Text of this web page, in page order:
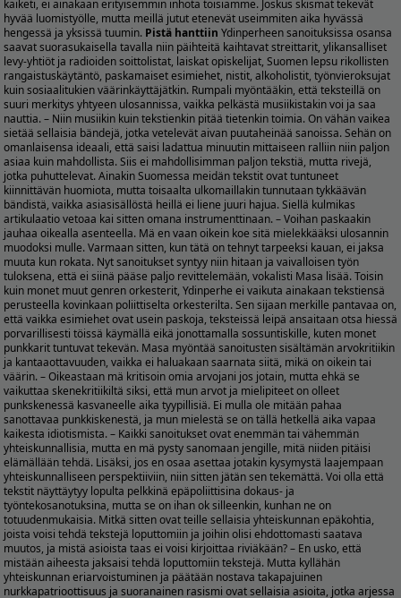
kaiketi, ei ainakaan erityisemmin inhota toisiamme. Joskus skismat tekevät
hyvää luomistyölle, mutta meillä jutut etenevät useimmiten aika hyvässä
hengessä ja yksissä tuumin. Pistä hanttiin Ydinperheen sanoituksissa osansa
saavat suorasukaisella tavalla niin päihteitä kaihtavat streittarit, ylikansalliset
levy-yhtiöt ja radioiden soittolistat, laiskat opiskelijat, Suomen lepsu rikollisten
rangaistuskäytäntö, paskamaiset esimiehet, nistit, alkoholistit, työnvieroksujat
kuin sosiaalitukien väärinkäyttäjätkin. Rumpali myöntääkin, että teksteillä on
suuri merkitys yhtyeen ulosannissa, vaikka pelkästä musiikistakin voi ja saa
nauttia. – Niin musiikin kuin tekstienkin pitää tietenkin toimia. On vähän vaikea
sietää sellaisia bändejä, jotka vetelevät aivan puutaheinää sanoissa. Sehän on
omanlaisensa ideaali, että saisi ladattua minuutin mittaiseen ralliin niin paljon
asiaa kuin mahdollista. Siis ei mahdollisimman paljon tekstiä, mutta rivejä,
jotka puhuttelevat. Ainakin Suomessa meidän tekstit ovat tuntuneet
kiinnittävän huomiota, mutta toisaalta ulkomaillakin tunnutaan tykkäävän
bändistä, vaikka asiasisällöstä heillä ei liene juuri hajua. Siellä kulmikas
artikulaatio vetoaa kai sitten omana instrumenttinaan. – Voihan paskaakin
jauhaa oikealla asenteella. Mä en vaan oikein koe sitä mielekkääksi ulosannin
muodoksi mulle. Varmaan sitten, kun tätä on tehnyt tarpeeksi kauan, ei jaksa
muuta kun rokata. Nyt sanoitukset syntyy niin hitaan ja vaivalloisen työn
tuloksena, että ei siinä pääse paljo revittelemään, vokalisti Masa lisää. Toisin
kuin monet muut genren orkesterit, Ydinperhe ei vaikuta ainakaan tekstiensä
perusteella kovinkaan poliittiselta orkesterilta. Sen sijaan merkille pantavaa on,
että vaikka esimiehet ovat usein paskoja, teksteissä leipä ansaitaan otsa hiessä
porvarillisesti töissä käymällä eikä jonottamalla sossuntiskille, kuten monet
punkkarit tuntuvat tekevän. Masa myöntää sanoitusten sisältämän arvokritiikin
ja kantaaottavuuden, vaikka ei haluakaan saarnata siitä, mikä on oikein tai
väärin. – Oikeastaan mä kritisoin omia arvojani jos jotain, mutta ehkä se
vaikuttaa skenekritiikiltä siksi, että mun arvot ja mielipiteet on olleet
punkskenessä kasvaneelle aika tyypillisiä. Ei mulla ole mitään pahaa
sanottavaa punkkiskenestä, ja mun mielestä se on tällä hetkellä aika vapaa
kaikesta idiotismista. – Kaikki sanoitukset ovat enemmän tai vähemmän
yhteiskunnallisia, mutta en mä pysty sanomaan jengille, mitä niiden pitäisi
elämällään tehdä. Lisäksi, jos en osaa asettaa jotakin kysymystä laajempaan
yhteiskunnalliseen perspektiiviin, niin sitten jätän sen tekemättä. Voi olla että
tekstit näyttäytyy lopulta pelkkinä epäpoliittisina dokaus- ja
työntekosanotuksina, mutta se on ihan ok silleenkin, kunhan ne on
totuudenmukaisia. Mitkä sitten ovat teille sellaisia yhteiskunnan epäkohtia,
joista voisi tehdä tekstejä loputtomiin ja joihin olisi ehdottomasti saatava
muutos, ja mistä asioista taas ei voisi kirjoittaa riviäkään? – En usko, että
mistään aiheesta jaksaisi tehdä loputtomiin tekstejä. Mutta kyllähän
yhteiskunnan eriarvoistuminen ja päätään nostava takapajuinen
nurkkapatrioottisuus ja suoranainen rasismi ovat sellaisia asioita, jotka arjessa